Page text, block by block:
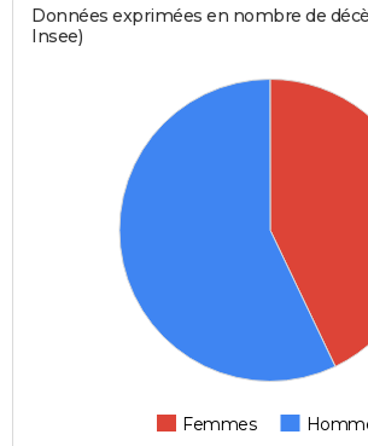
Données exprimées en nombre de
Insee)
Femmes